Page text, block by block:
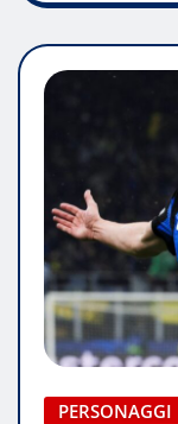
PERSONAGGI